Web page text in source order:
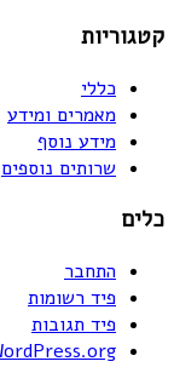
קטגוריות
כללי
מאמרים ומידע
מידע נוסף
שרותים נוספים
כלים
התחבר
פיד רשומות
פיד תגובות